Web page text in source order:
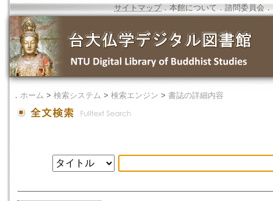
サイトマップ．本館について ． 諮問委員会 ．
． ホーム > 検索システム > 検索エンジン > 書誌の詳細内容